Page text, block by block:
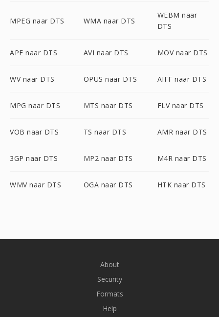
MPEG naar DTS WMA naar DTS
WEBM naar
DTS
APE naar DTS AVI naar DTS MOV naar DTS
WV naar DTS OPUS naar DTS AIFF naar DTS
MPG naar DTS MTS naar DTS FLV naar DTS
VOB naar DTS TS naar DTS AMR naar DTS
3GP naar DTS MP2 naar DTS M4R naar DTS
WMV naar DTS OGA naar DTS HTK naar DTS
About
Security
Formats
Help